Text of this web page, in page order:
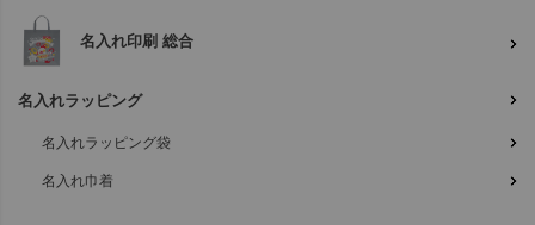
名入れ印刷 総合
名入れラッピング
名入れラッピング袋
名入れ巾着